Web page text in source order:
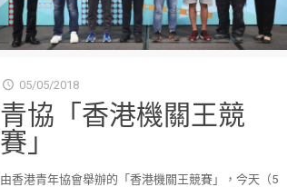
05/05/2018
青協「香港機關王競
賽」
由香港青年協會舉辦的「香港機關王競賽」，今天（5